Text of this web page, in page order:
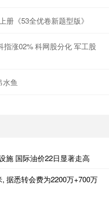
册《53全优卷新题型版》
涨02% 科网股分化 军工股
鱼
施 国际油价22日显著走高
据悉转会费为2200万+700万